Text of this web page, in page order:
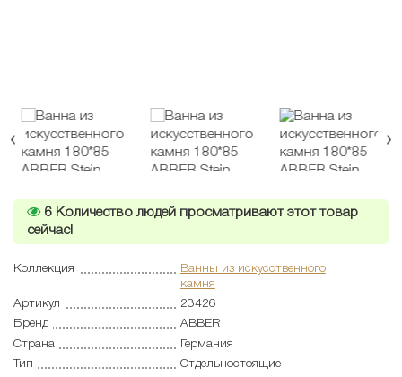
6 Количество людей просматривают этот товар
сейчас!
Коллекция
Ванны из искусственного
камня
Артикул
23426
Бренд
ABBER
Страна
Германия
Тип
Отдельностоящие